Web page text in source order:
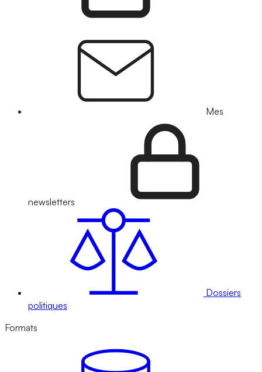
Mes
newsletters
Dossiers
politiques
Formats